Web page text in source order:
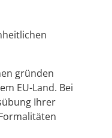
gründen
EU-Land. Bei
Ihrer